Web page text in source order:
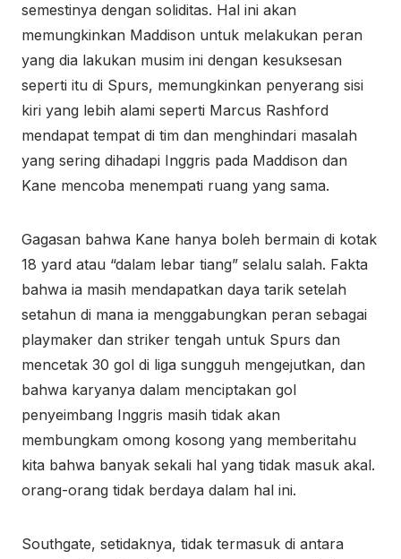
semestinya dengan soliditas. Hal ini akan
memungkinkan Maddison untuk melakukan peran
yang dia lakukan musim ini dengan kesuksesan
seperti itu di Spurs, memungkinkan penyerang sisi
kiri yang lebih alami seperti Marcus Rashford
mendapat tempat di tim dan menghindari masalah
yang sering dihadapi Inggris pada Maddison dan
Kane mencoba menempati ruang yang sama.
Gagasan bahwa Kane hanya boleh bermain di kotak
18 yard atau “dalam lebar tiang” selalu salah. Fakta
bahwa ia masih mendapatkan daya tarik setelah
setahun di mana ia menggabungkan peran sebagai
playmaker dan striker tengah untuk Spurs dan
mencetak 30 gol di liga sungguh mengejutkan, dan
bahwa karyanya dalam menciptakan gol
penyeimbang Inggris masih tidak akan
membungkam omong kosong yang memberitahu
kita bahwa banyak sekali hal yang tidak masuk akal.
orang-orang tidak berdaya dalam hal ini.
Southgate, setidaknya, tidak termasuk di antara